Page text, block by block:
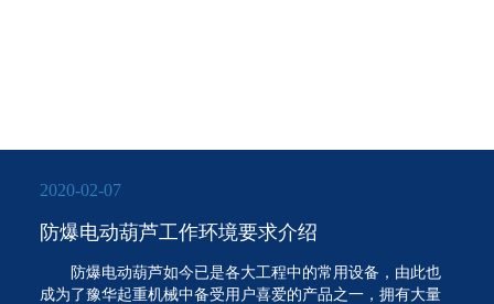
2020-02-07
防爆电动葫芦工作环境要求介绍
防爆电动葫芦如今已是各大工程中的常用设备，由此也
成为了豫华起重机械中备受用户喜爱的产品之一，拥有大量